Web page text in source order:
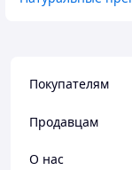
Покупателям
Продавцам
О нас